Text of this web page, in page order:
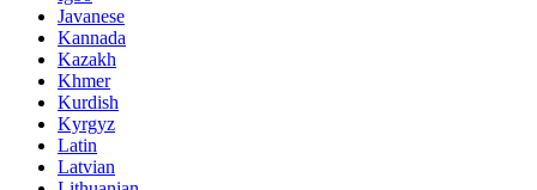
Javanese
Kannada
Kazakh
Khmer
Kurdish
Kyrgyz
Latin
Latvian